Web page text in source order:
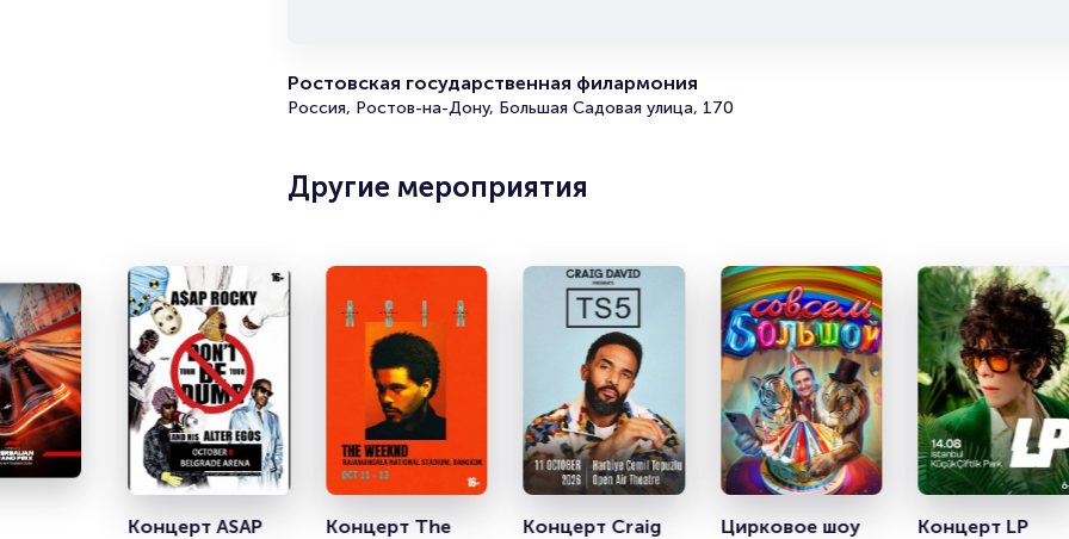
Подробнее о том, как вернуть, сдать или продать
читайте в разделах:
Ростовская государственная филармония
Россия, Ростов-на-Дону, Большая Садовая улица, 170
Другие мероприятия
Концерт ASAP
Концерт The
Концерт Craig
Цирковое шоу
Концерт LP